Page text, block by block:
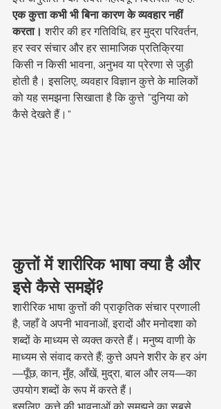
एक कुत्ता कभी भी बिना कारण के व्यवहार नहीं
करता। शरीर की हर गतिविधि, हर मुद्रा परिवर्तन,
हर स्वर संचार और हर सामाजिक प्रतिक्रिया
किसी न किसी भावना, अनुभव या प्रेरणा से जुड़ी
होती है। इसलिए, व्यवहार विज्ञान कुत्ते के मालिकों
को यह समझना सिखाता है कि कुत्ते "दुनिया को
कैसे देखते हैं।"
कुत्तों में शारीरिक भाषा क्या है और
इसे कैसे समझें?
शारीरिक भाषा कुत्तों की प्राकृतिक संचार प्रणाली
है, जहाँ वे अपनी भावनाओं, इरादों और मनोदशा को
शब्दों के माध्यम से व्यक्त करते हैं। मनुष्य वाणी के
माध्यम से संवाद करते हैं; कुत्ते अपने शरीर के हर अंग
—पूँछ, कान, मुँह, आँखें, मुद्रा, बाल और लय—का
उपयोग शब्दों के रूप में करते हैं।